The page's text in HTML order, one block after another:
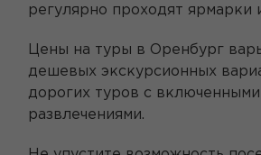
регулярно проходят ярмарки
Цены на туры в Оренбург
дешевых экскурсионных
дорогих туров с включенными
развлечениями.